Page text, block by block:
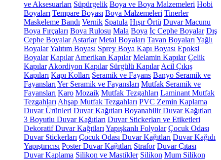
ve Aksesuarları Süpürgelik Boya ve Boya Malzemeleri Hobi
Boyaları Tempare Boyası Boya Malzemeleri Tinerler
Maskeleme Bandı Vernik Spatula Hışır Örtü Duvar Macunu
Boya Fırçaları Boya Rulosu Mala Boya İç Cephe Boyalar Dış
Cephe Boyalar Astarlar Metal Boyaları Tavan Boyaları Yağlı
BoyalarYalıtım Boyası Sprey Boya Kapı Boyası Epoksi
Boyalar Kapılar Amerikan Kapılar Melamin Kapılar Çelik
Kapılar Akordiyon Kapılar Sürgülü Kapılar Acil Çıkış
Kapıları Kapı Kolları Seramik ve Fayans Banyo Seramik ve
Fayansları Yer Seramik ve Fayansları Mutfak Seramik ve
Fayansları Karo Mozaik Mutfak Tezgahları Laminant Mutfak
Tezgahları Ahşap Mutfak Tezgahları PVC Zemin Kaplama
Duvar Ürünleri Duvar Kağıtları Boyanabilir Duvar Kağıtları
3 Boyutlu Duvar Kağıtları Duvar Stickerları ve Etiketleri
Dekoratif Duvar Kağıtları Yapışkanlı Folyolar Çocuk Odası
Duvar Stickerları Çocuk Odası Duvar Kağıtları Duvar Kağıdı
Yapıştırıcısı Poster Duvar Kağıtları Strafor Duvar Çıtası
Duvar Kaplama Silikon ve Mastikler Silikon Mum Silikon